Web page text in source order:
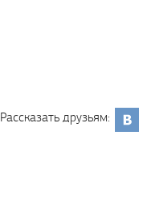
Рассказать друзьям: